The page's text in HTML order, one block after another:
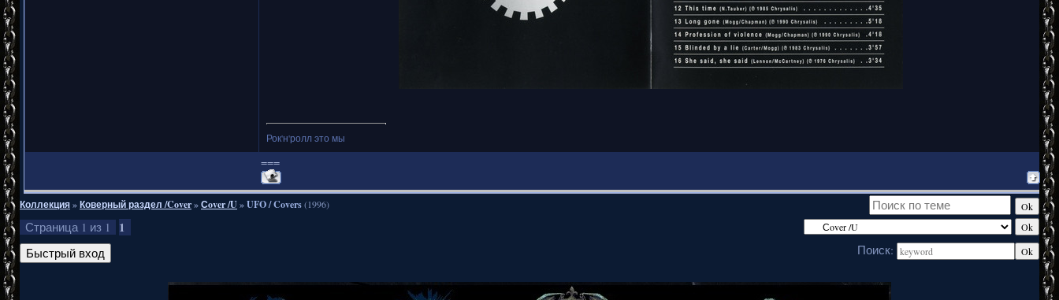
Рок'н'ролл это мы
===
Коллекция»Коверный раздел /Cover»Сover /U»UFO / Covers(1996)
Страница 1 из 1 1
Поиск: